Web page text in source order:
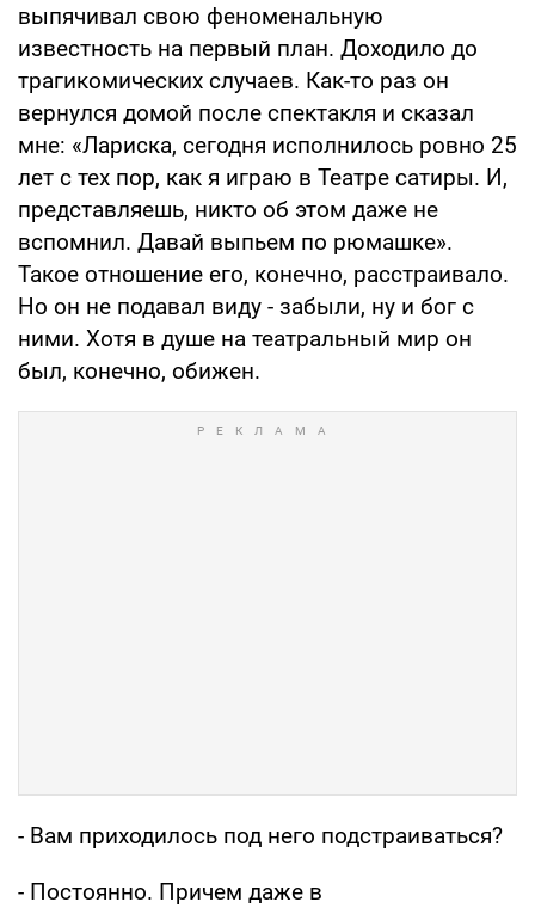
выпячивал свою феноменальную
известность на первый план. Доходило до
трагикомических случаев. Как-то раз он
вернулся домой после спектакля и сказал
мне: «Лариска, сегодня исполнилось ровно 25
лет с тех пор, как я играю в Театре сатиры. И,
представляешь, никто об этом даже не
вспомнил. Давай выпьем по рюмашке».
Такое отношение его, конечно, расстраивало.
Но он не подавал виду - забыли, ну и бог с
ними. Хотя в душе на театральный мир он
был, конечно, обижен.
- Вам приходилось под него подстраиваться?
- Постоянно. Причем даже в